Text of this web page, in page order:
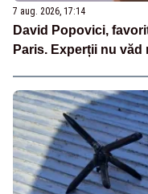
7 aug. 2026, 17:14
David Popovici,
Paris. Experții nu văd